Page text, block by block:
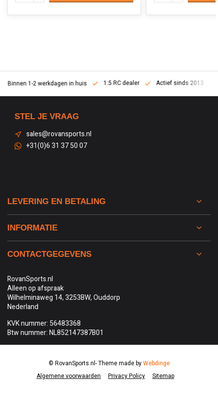
Binnen 1-2 werkdagen in huis 1:5 RC dealer Actief sinds 2013
STEL JE VRAAG
sales@rovansports.nl
+31(0)6 31 37 50 07
LEVERING EN BETALING
INFORMATIE
CONTACTGEGEVENS
RovanSports.nl
Alleen op afspraak
Wilhelminaweg 14, 3253BW, Ouddorp
Nederland
KVK nummer: 56483368
Btw nummer: NL852147387B01
Algemene voorwaarden Privacy Policy Sitemap
© RovanSports.nl- Theme made byWebdinge